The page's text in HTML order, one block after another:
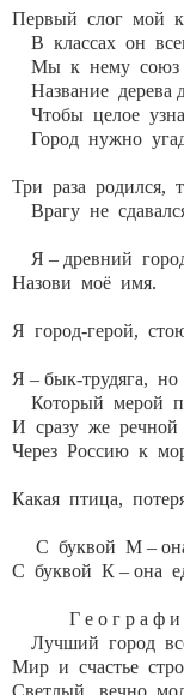
Первый слог мой
В классах он
Мы к нему союз
Название дерева
Чтобы целое
Город нужно
Три раза родился,
Врагу не
Я – древний
Назови моё имя.
Я город-герой,
Я – бык-трудяга,
Который мерой
И сразу же
Через Россию к
Какая птица,
С буквой М – она
С буквой К – она
Г е о г р а ф и
Лучший город
Мир и счастье